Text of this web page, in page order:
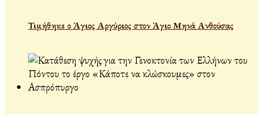
Τιμήθηκε ο Άγιος Αργύριος στον Άγιο Μηνά Ανθούσας